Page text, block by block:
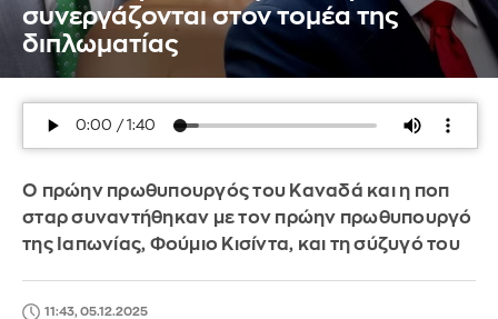
συνεργάζονται στον τομέα της
διπλωματίας
Ο πρώην πρωθυπουργός του Καναδά και η ποπ
σταρ συναντήθηκαν με τον πρώην πρωθυπουργό
της Ιαπωνίας, Φούμιο Κισίντα, και τη σύζυγό του
11:43, 05.12.2025